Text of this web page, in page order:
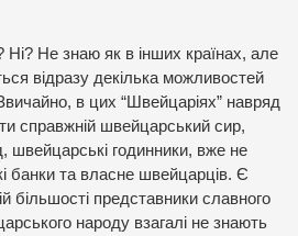
Ні? Не знаю як в інших країнах, але
відразу декілька можливостей
в цих “Швейцаріях” навряд
справжній швейцарський сир,
годинники, вже не
банки та власне швейцарців. Є
більшості представники славного
народу взагалі не знають